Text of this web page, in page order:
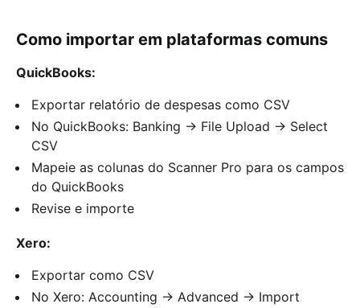
Como importar em plataformas comuns
QuickBooks:
Exportar relatório de despesas como CSV
No QuickBooks: Banking → File Upload → Select
CSV
Mapeie as colunas do Scanner Pro para os campos
do QuickBooks
Revise e importe
Xero:
Exportar como CSV
No Xero: Accounting → Advanced → Import